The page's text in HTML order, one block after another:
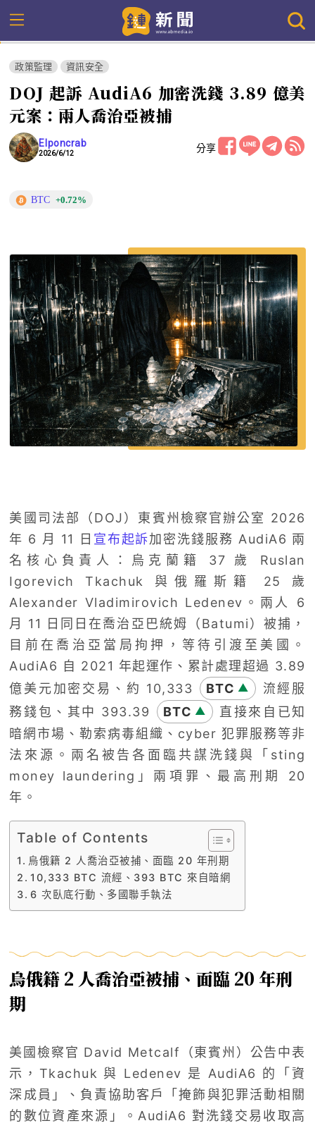
政策監理 資訊安全
DOJ 起訴 AudiA6 加密洗錢 3.89 億美
元案：兩人喬治亞被捕
Elponcrab
2026/6/12 分享
BTC +0.72%
美國司法部（DOJ）東賓州檢察官辦公室 2026
年 6 月 11 日 宣布起訴加密洗錢服務 AudiA6 兩
名核心負責人：烏克蘭籍 37 歲 Ruslan
Igorevich Tkachuk 與俄羅斯籍 25 歲
Alexander Vladimirovich Ledenev。兩人 6
月 11 日同日在喬治亞巴統姆（Batumi）被捕，
目前在喬治亞當局拘押，等待引渡至美國。
AudiA6 自 2021 年起運作、累計處理超過 3.89
億美元加密交易、約 10,333
BTC ▲
流經服
務錢包、其中 393.39
BTC ▲
直接來自已知
暗網市場、勒索病毒組織、cyber 犯罪服務等非
法來源。兩名被告各面臨共謀洗錢與「sting
money laundering」兩項罪、最高刑期 20
年。
Table of Contents
烏俄籍 2 人喬治亞被捕、面臨 20 年刑期
10,333 BTC 流經、393 BTC 來自暗網
6 次臥底行動、多國聯手執法
烏俄籍 2 人喬治亞被捕、面臨 20 年刑
期
美國檢察官 David Metcalf（東賓州）公告中表
示，Tkachuk 與 Ledenev 是 AudiA6 的「資
深成員」、負責協助客戶「掩飾與犯罪活動相關
的數位資產來源」。AudiA6 對洗錢交易收取高